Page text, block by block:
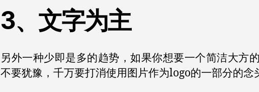
3、文字为主
另外一种少即是多的趋势，如果你想要一个简洁大方
不要犹豫，千万要打消使用图片作为logo的一部分的念